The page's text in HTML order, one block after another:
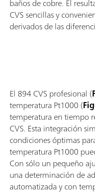
baños de cobre. El
CVS sencillas y
derivados de las
El 894 CVS profesional (
temperatura Pt1000 (
temperatura en tiempo
CVS. Esta integración
condiciones óptimas
temperatura Pt1000
Con sólo un pequeño
una determinación de
automatizada y con